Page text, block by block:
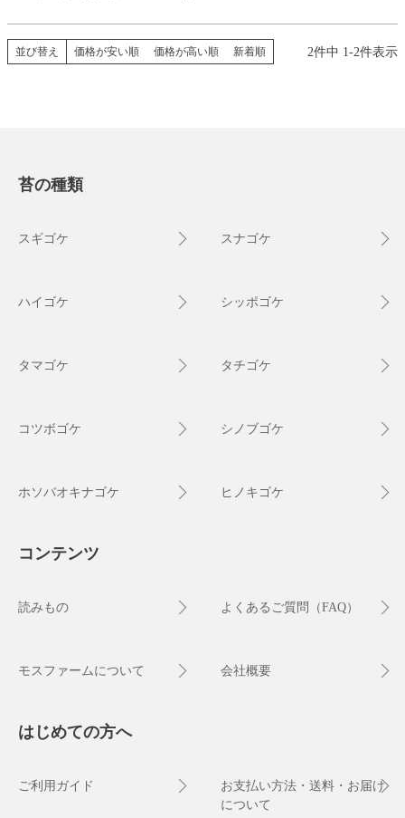
並び替え 価格が安い順 価格が高い順 新着順 2件中 1 -2件表示
苔の種類
スギゴケ スナゴケ
ハイゴケ シッポゴケ
タマゴケ タチゴケ
コツボゴケ シノブゴケ
ホソバオキナゴケ ヒノキゴケ
コンテンツ
読みもの よくあるご質問（FAQ）
モスファームについて 会社概要
はじめての方へ
ご利用ガイド
お支払い方法・送料・お届け
について